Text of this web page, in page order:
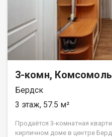
3-комн,
Бердск
3 этаж, 57.5 м²
Продаётся 3-комнатная
кирпичном доме в центре